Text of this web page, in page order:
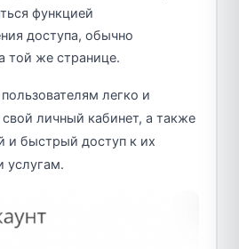
функцией
доступа, обычно
той же странице.
легко и
личный кабинет, а также
и быстрый доступ к их
услугам.